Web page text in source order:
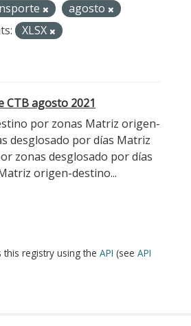
agosto
XLSX
agosto 2021
por zonas Matriz origen-
desglosado por días Matriz
zonas desglosado por días
origen-destino...
this registry using the API (see API